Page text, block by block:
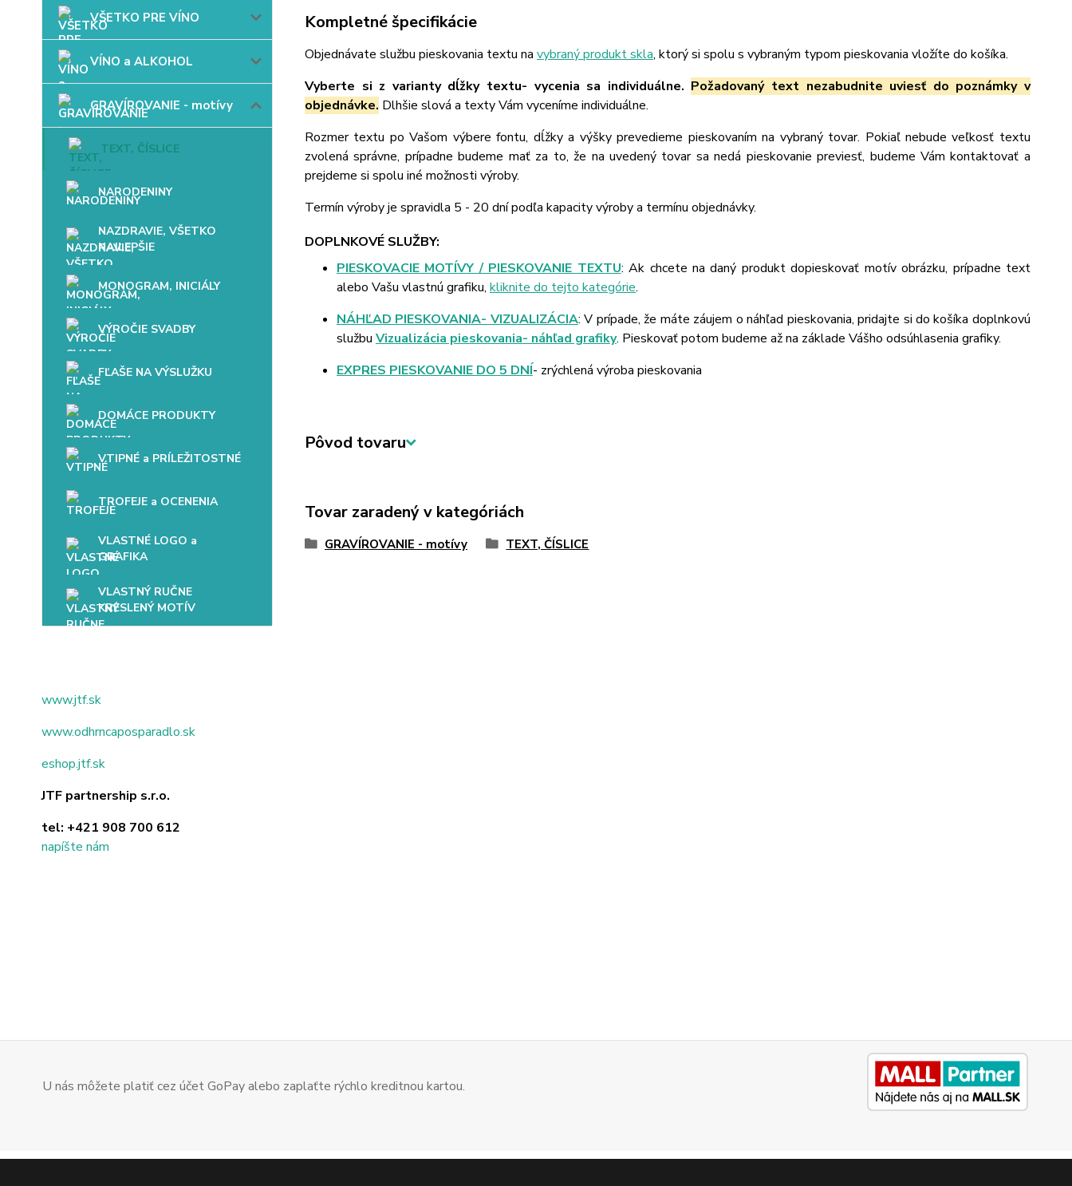
VŠETKO PRE VÍNO
VÍNO a ALKOHOL
GRAVÍROVANIE - motívy
TEXT, ČÍSLICE
NARODENINY
NAZDRAVIE, VŠETKO
NAJLEPŠIE
MONOGRAM, INICIÁLY
VÝROČIE SVADBY
FĽAŠE NA VÝSLUŽKU
DOMÁCE PRODUKTY
VTIPNÉ a PRÍLEŽITOSTNÉ
TROFEJE a OCENENIA
VLASTNÉ LOGO a
GRAFIKA
VLASTNÝ RUČNE
KRESLENÝ MOTÍV
www.jtf.sk
www.odhrncaposparadlo.sk
eshop.jtf.sk
JTF partnership s.r.o.
tel: +421 908 700 612
napíšte nám
Kompletné špecifikácie
Objednávate službu pieskovania textu na vybraný produkt skla, ktorý si spolu s vybraným typom pieskovania vložíte do košíka.
Vyberte si z varianty dĺžky textu- vycenia sa individuálne. Požadovaný text nezabudnite uviesť do poznámky v
objednávke. Dlhšie slová a texty Vám vyceníme individuálne.
Rozmer textu po Vašom výbere fontu, dĺžky a výšky prevedieme pieskovaním na vybraný tovar. Pokiaľ nebude veľkosť textu
zvolená správne, prípadne budeme mať za to, že na uvedený tovar sa nedá pieskovanie previesť, budeme Vám kontaktovať a
prejdeme si spolu iné možnosti výroby.
Termín výroby je spravidla 5 - 20 dní podľa kapacity výroby a termínu objednávky.
DOPLNKOVÉ SLUŽBY:
PIESKOVACIE MOTÍVY / PIESKOVANIE TEXTU: Ak chcete na daný produkt dopieskovať motív obrázku, prípadne text
alebo Vašu vlastnú grafiku, kliknite do tejto kategórie.
NÁHĽAD PIESKOVANIA- VIZUALIZÁCIA: V prípade, že máte záujem o náhľad pieskovania, pridajte si do košíka doplnkovú
službu Vizualizácia pieskovania- náhľad grafiky. Pieskovať potom budeme až na základe Vášho odsúhlasenia grafiky.
EXPRES PIESKOVANIE DO 5 DNÍ- zrýchlená výroba pieskovania
Pôvod tovaru
Tovar zaradený v kategóriách
GRAVÍROVANIE - motívy TEXT, ČÍSLICE
U nás môžete platiť cez účet GoPay alebo zaplaťte rýchlo kreditnou kartou.